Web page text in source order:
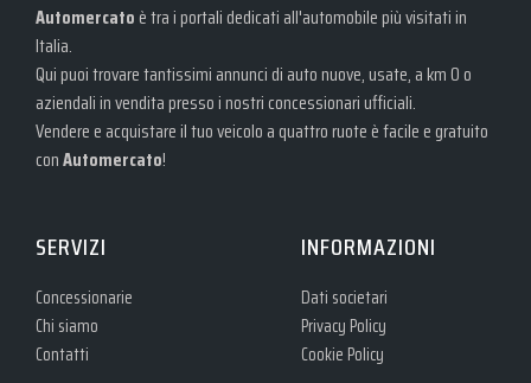
Automercato è tra i portali dedicati all'automobile più visitati in
Italia.
Qui puoi trovare tantissimi annunci di auto nuove, usate, a km 0 o
aziendali in vendita presso i nostri concessionari ufficiali.
Vendere e acquistare il tuo veicolo a quattro ruote è facile e gratuito
conAutomercato!
SERVIZI
Concessionarie
Chi siamo
Contatti
INFORMAZIONI
Dati societari
Privacy Policy
Cookie Policy